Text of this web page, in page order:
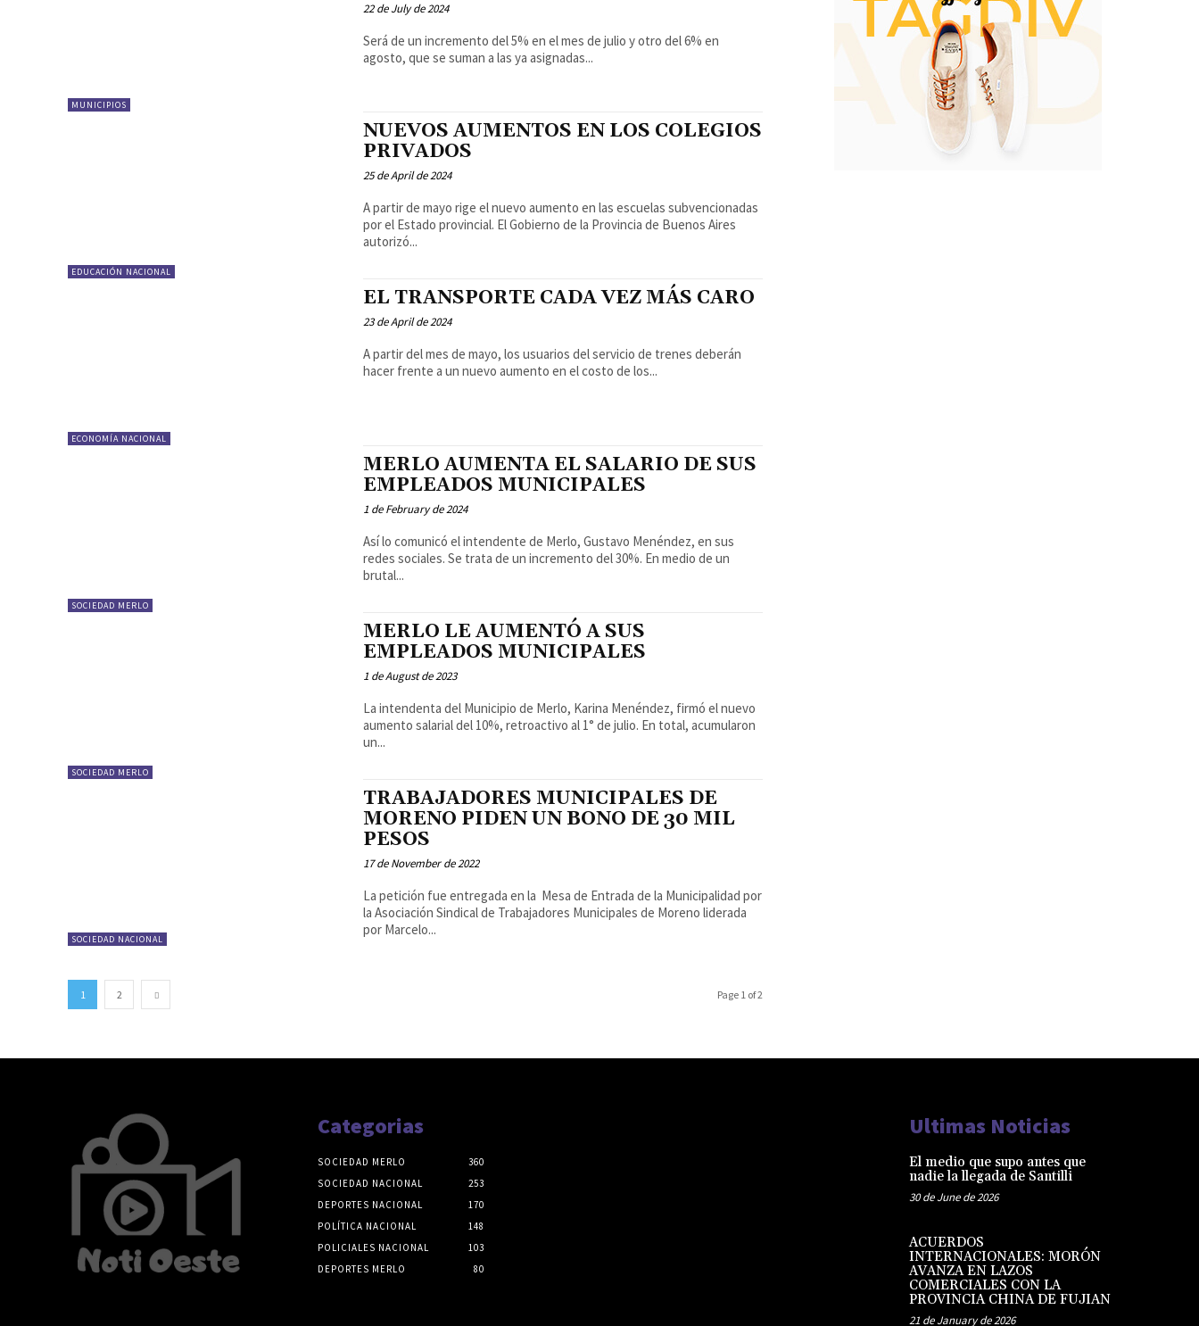
MUNICIPIOS
22 de July de 2024
Será de un incremento del 5% en el mes de julio y otro del 6% en
agosto, que se suman a las ya asignadas...
EDUCACIÓN NACIONAL
NUEVOS AUMENTOS EN LOS COLEGIOS
PRIVADOS
25 de April de 2024
A partir de mayo rige el nuevo aumento en las escuelas subvencionadas
por el Estado provincial. El Gobierno de la Provincia de Buenos Aires
autorizó...
ECONOMÍA NACIONAL
EL TRANSPORTE CADA VEZ MÁS CARO
23 de April de 2024
A partir del mes de mayo, los usuarios del servicio de trenes deberán
hacer frente a un nuevo aumento en el costo de los...
SOCIEDAD MERLO
MERLO AUMENTA EL SALARIO DE SUS
EMPLEADOS MUNICIPALES
1 de February de 2024
Así lo comunicó el intendente de Merlo, Gustavo Menéndez, en sus
redes sociales. Se trata de un incremento del 30%. En medio de un
brutal...
SOCIEDAD MERLO
MERLO LE AUMENTÓ A SUS
EMPLEADOS MUNICIPALES
1 de August de 2023
La intendenta del Municipio de Merlo, Karina Menéndez, firmó el nuevo
aumento salarial del 10%, retroactivo al 1° de julio. En total, acumularon
un...
SOCIEDAD NACIONAL
TRABAJADORES MUNICIPALES DE
MORENO PIDEN UN BONO DE 30 MIL
PESOS
17 de November de 2022
La petición fue entregada en la Mesa de Entrada de la Municipalidad por
la Asociación Sindical de Trabajadores Municipales de Moreno liderada
por Marcelo...
1 2 Page 1 of 2
Categorias
SOCIEDAD MERLO
360
SOCIEDAD NACIONAL
253
DEPORTES NACIONAL
170
POLÍTICA NACIONAL
148
POLICIALES NACIONAL
103
DEPORTES MERLO
80
Ultimas Noticias
El medio que supo antes que
nadie la llegada de Santilli
30 de June de 2026
ACUERDOS
INTERNACIONALES: MORÓN
AVANZA EN LAZOS
COMERCIALES CON LA
PROVINCIA CHINA DE FUJIAN
21 de January de 2026